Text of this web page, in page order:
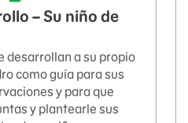
– Su niño de
desarrollan a su propio
como guía para sus
y para que
y plantearle sus